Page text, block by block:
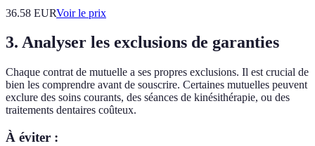
36.58 EURVoir le prix
3. Analyser les exclusions de garanties
Chaque contrat de mutuelle a ses propres exclusions. Il est crucial de
bien les comprendre avant de souscrire. Certaines mutuelles peuvent
exclure des soins courants, des séances de kinésithérapie, ou des
traitements dentaires coûteux.
À éviter :